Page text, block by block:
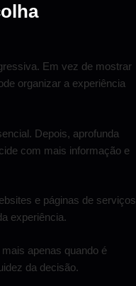
Em vez de mostrar
organizar a experiência
Depois, aprofunda
com mais informação e
e páginas de serviços
experiência.
apenas quando é
da decisão.